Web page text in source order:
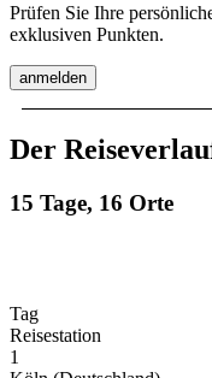
Prüfen Sie Ihre
exklusiven Punkten.
anmelden
Der
15 Tage, 16 Orte
Tag
Reisestation
1